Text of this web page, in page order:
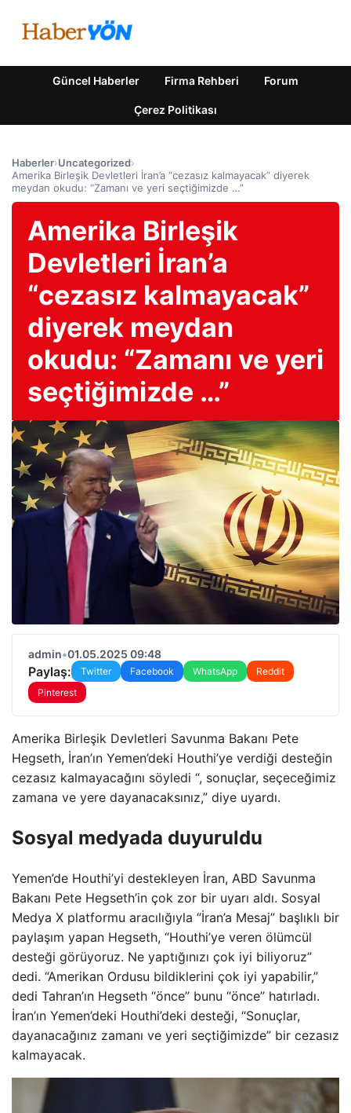
Güncel Haberler Firma Rehberi Forum
Çerez Politikası
Haberler›Uncategorized›
Amerika Birleşik Devletleri İran’a “cezasız kalmayacak” diyerek
meydan okudu: “Zamanı ve yeri seçtiğimizde …”
Amerika Birleşik
Devletleri İran’a
“cezasız kalmayacak”
diyerek meydan
okudu: “Zamanı ve yeri
seçtiğimizde …”
admin•01.05.2025 09:48
Paylaş: Twitter Facebook WhatsApp
Reddit
Pinterest
Amerika Birleşik Devletleri Savunma Bakanı Pete
Hegseth, İran’ın Yemen’deki Houthi’ye verdiği desteğin
cezasız kalmayacağını söyledi “, sonuçlar, seçeceğimiz
zamana ve yere dayanacaksınız,” diye uyardı.
Sosyal medyada duyuruldu
Yemen’de Houthi’yi destekleyen İran, ABD Savunma
Bakanı Pete Hegseth’in çok zor bir uyarı aldı. Sosyal
Medya X platformu aracılığıyla “İran’a Mesaj” başlıklı bir
paylaşım yapan Hegseth, “Houthi’ye veren ölümcül
desteği görüyoruz. Ne yaptığınızı çok iyi biliyoruz”
dedi. “Amerikan Ordusu bildiklerini çok iyi yapabilir,”
dedi Tahran’ın Hegseth “önce” bunu “önce” hatırladı.
İran’ın Yemen’deki Houthi’deki desteği, “Sonuçlar,
dayanacağınız zamanı ve yeri seçtiğimizde” bir cezasız
kalmayacak.